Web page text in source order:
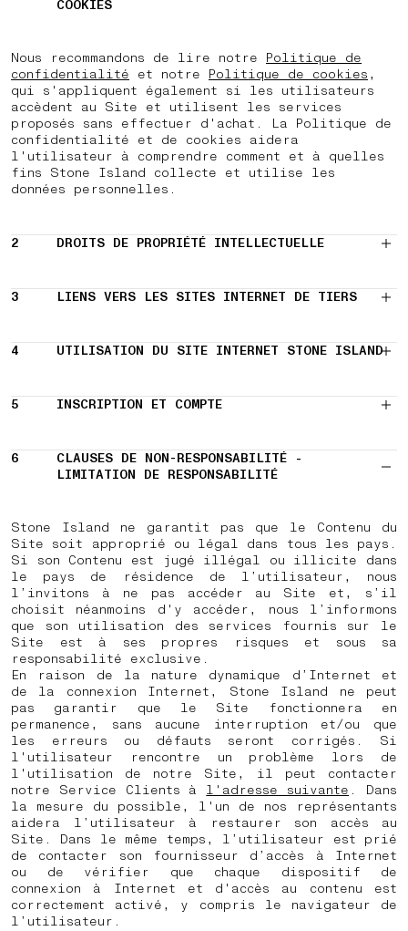
COOKIES
Nous recommandons de lire notre Politique de
confidentialité et notre Politique de cookies ,
qui s'appliquent également si les utilisateurs
accèdent au Site et utilisent les services
proposés sans effectuer d'achat. La Politique de
confidentialité et de cookies aidera
l'utilisateur à comprendre comment et à quelles
fins Stone Island collecte et utilise les
données personnelles.
2 DROITS DE PROPRIÉTÉ INTELLECTUELLE
3 LIENS VERS LES SITES INTERNET DE TIERS
4 UTILISATION DU SITE INTERNET STONE ISLAND
5 INSCRIPTION ET COMPTE
6
CLAUSES DE NON-RESPONSABILITÉ -
LIMITATION DE RESPONSABILITÉ
Stone Island ne garantit pas que le Contenu du
Site soit approprié ou légal dans tous les pays.
Si son Contenu est jugé illégal ou illicite dans
le pays de résidence de l’utilisateur, nous
l’invitons à ne pas accéder au Site et, s’il
choisit néanmoins d'y accéder, nous l’informons
que son utilisation des services fournis sur le
Site est à ses propres risques et sous sa
responsabilité exclusive.
En raison de la nature dynamique d’Internet et
de la connexion Internet, Stone Island ne peut
pas garantir que le Site fonctionnera en
permanence, sans aucune interruption et/ou que
les erreurs ou défauts seront corrigés. Si
l'utilisateur rencontre un problème lors de
l'utilisation de notre Site, il peut contacter
notre Service Clients à l'adresse suivante . Dans
la mesure du possible, l'un de nos représentants
aidera l’utilisateur à restaurer son accès au
Site. Dans le même temps, l’utilisateur est prié
de contacter son fournisseur d’accès à Internet
ou de vérifier que chaque dispositif de
connexion à Internet et d'accès au contenu est
correctement activé, y compris le navigateur de
l’utilisateur.